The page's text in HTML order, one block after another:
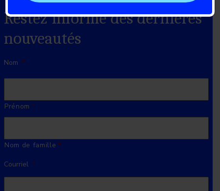
Restez informé des dernières
nouveautés
Nom *
Prénom
Nom de famille
Courriel *